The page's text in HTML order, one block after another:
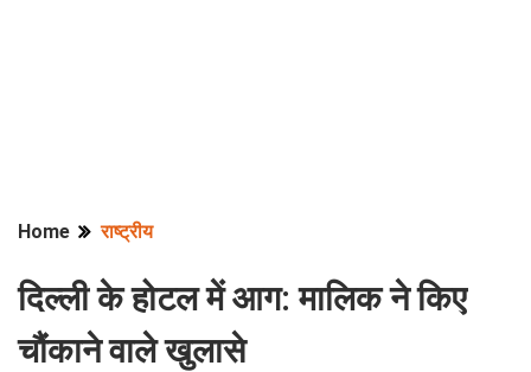
Home राष्ट्रीय
दिल्ली के होटल में आग: मालिक ने किए
चौंकाने वाले खुलासे